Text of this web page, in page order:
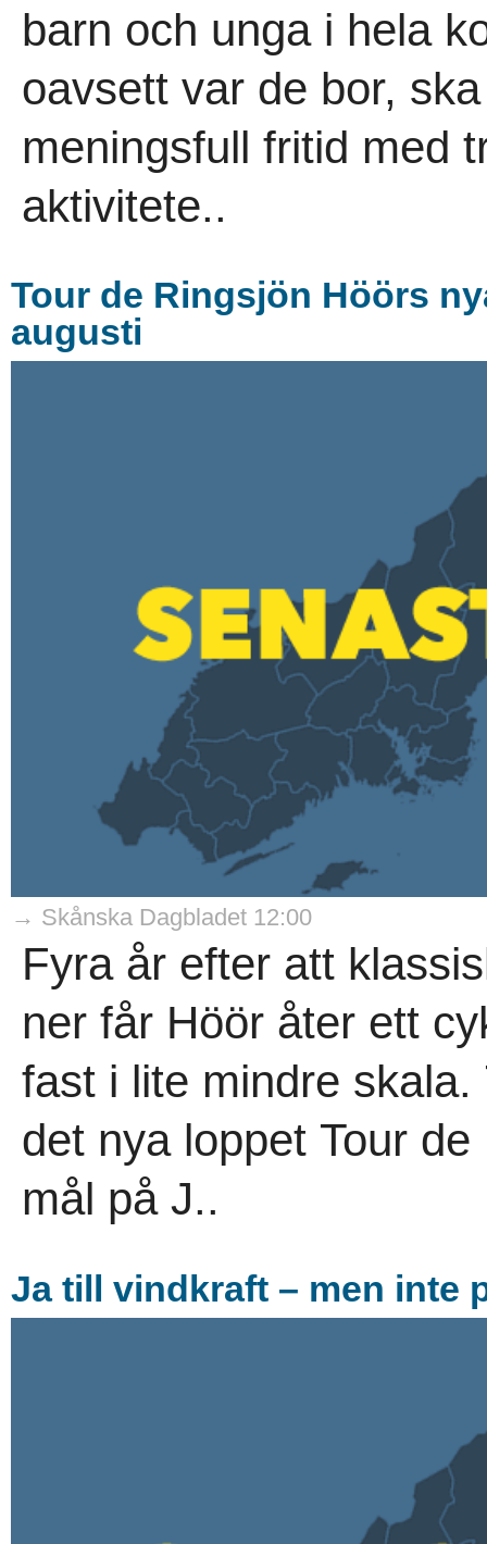
barn och unga i hela
oavsett var de bor,
meningsfull fritid med
aktivitete..
Tour de Ringsjön Höörs
augusti
→ Skånska Dagbladet 12:00
Fyra år efter att
ner får Höör åter ett
fast i lite mindre
det nya loppet Tour
mål på J..
Ja till vindkraft – men inte